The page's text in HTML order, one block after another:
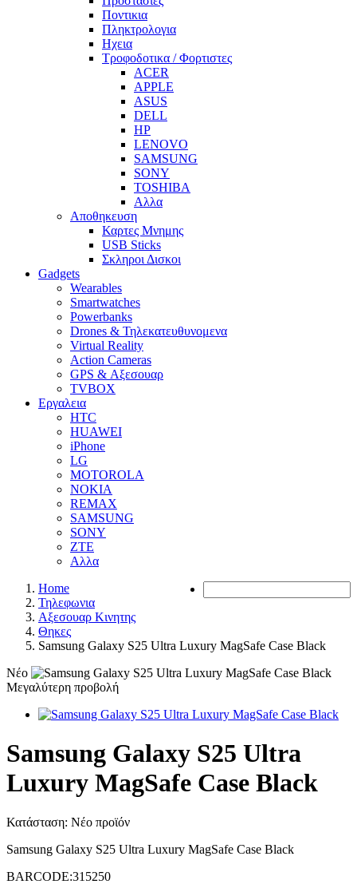
Ποντικια
Πληκτρολογια
Ηχεια
Τροφοδοτικα / Φορτιστες
ACER
APPLE
ASUS
DELL
HP
LENOVO
SAMSUNG
SONY
TOSHIBA
Αλλα
Αποθηκευση
Καρτες Μνημης
USB Sticks
Σκληροι Δισκοι
Gadgets
Wearables
Smartwatches
Powerbanks
Drones & Τηλεκατευθυνομενα
Virtual Reality
Action Cameras
GPS & Αξεσουαρ
TVBOX
Εργαλεια
HTC
HUAWEI
iPhone
LG
MOTOROLA
NOKIA
REMAX
SAMSUNG
SONY
ZTE
Αλλα
Home
Τηλεφωνια
Αξεσουαρ Κινητης
Θηκες
Samsung Galaxy S25 Ultra Luxury MagSafe Case Black
Νέο
Μεγαλύτερη προβολή
Samsung Galaxy S25 Ultra
Luxury MagSafe Case Black
Κατάσταση: Νέο προϊόν
Samsung Galaxy S25 Ultra Luxury MagSafe Case Black
BARCODE:315250